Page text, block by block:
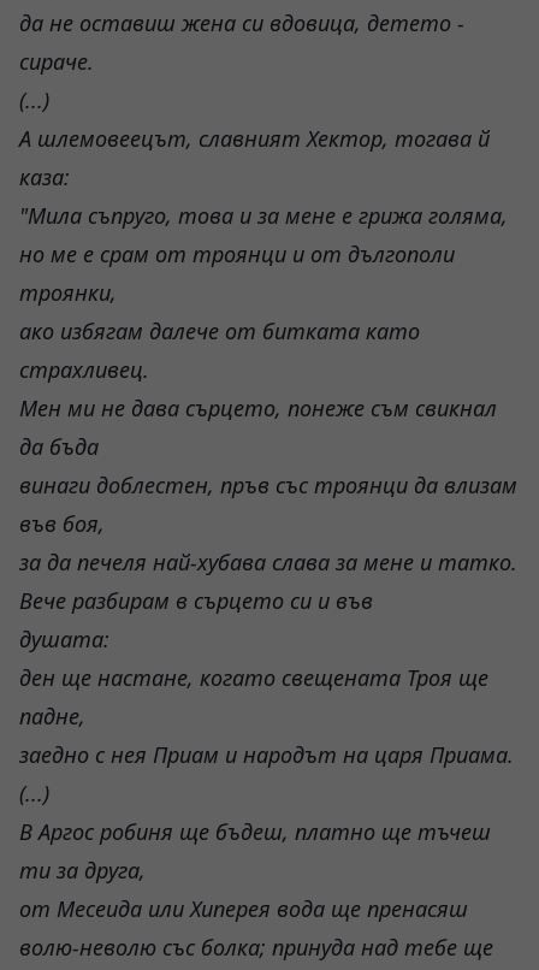
да не оставиш жена си вдовица, детето -
сираче.
(...)
А шлемовеецът, славният Хектор, тогава й
каза:
"Мила съпруго, това и за мене е грижа голяма,
но ме е срам от троянци и от дългополи
троянки,
ако избягам далече от битката като
страхливец.
Мен ми не дава сърцето, понеже съм свикнал
да бъда
винаги доблестен, пръв със троянци да влизам
във боя,
за да печеля най-хубава слава за мене и татко.
Вече разбирам в сърцето си и във
душата:
ден ще настане, когато свещената Троя ще
падне,
заедно с нея Приам и народът на царя Приама.
(...)
В Аргос робиня ще бъдеш, платно ще тъчеш
ти за друга,
от Месеида или Хиперея вода ще пренасяш
волю-неволю със болка; принуда над тебе ще